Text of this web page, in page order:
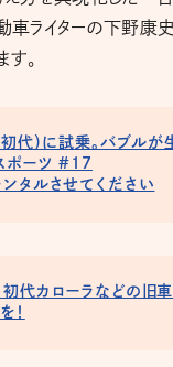
車ライターの下野康史
す。
初代）に試乗。バブル
ポーツ #17
ンタルさせてください
初代カローラなどの旧
！